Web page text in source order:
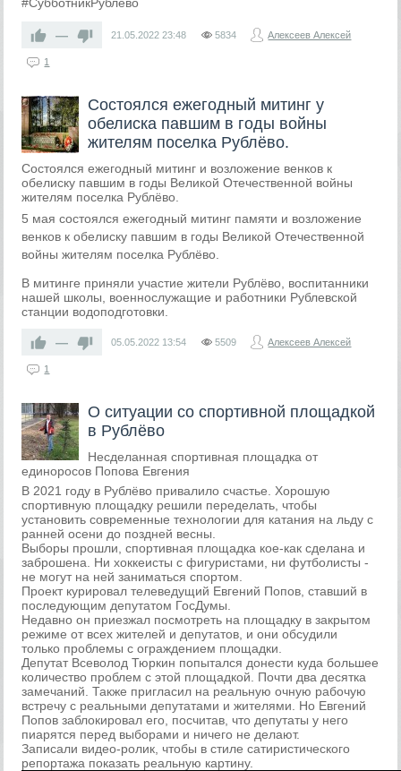
— 21.05.2022 23:48 5834 Алексеев Алексей
1
Состоялся ежегодный митинг у
обелиска павшим в годы войны
жителям поселка Рублёво.
Состоялся ежегодный митинг и возложение венков к
обелиску павшим в годы Великой Отечественной войны
жителям поселка Рублёво.
5 мая состоялся ежегодный митинг памяти и возложение
венков к обелиску павшим в годы Великой Отечественной
войны жителям поселка Рублёво.
В митинге приняли участие жители Рублёво, воспитанники
нашей школы, военнослужащие и работники Рублевской
станции водоподготовки.
— 05.05.2022 13:54 5509 Алексеев Алексей
1
О ситуации со спортивной площадкой
в Рублёво
Несделанная спортивная площадка от
единоросов Попова Евгения
В 2021 году в Рублёво привалило счастье. Хорошую
спортивную площадку решили переделать, чтобы
установить современные технологии для катания на льду с
ранней осени до поздней весны.
Выборы прошли, спортивная площадка кое-как сделана и
заброшена. Ни хоккеисты с фигуристами, ни футболисты -
не могут на ней заниматься спортом.
Проект курировал телеведущий Евгений Попов, ставший в
последующим депутатом ГосДумы.
Недавно он приезжал посмотреть на площадку в закрытом
режиме от всех жителей и депутатов, и они обсудили
только проблемы с ограждением площадки.
Депутат Всеволод Тюркин попытался донести куда большее
количество проблем с этой площадкой. Почти два десятка
замечаний. Также пригласил на реальную очную рабочую
встречу с реальными депутатами и жителями. Но Евгений
Попов заблокировал его, посчитав, что депутаты у него
пиарятся перед выборами и ничего не делают.
Записали видео-ролик, чтобы в стиле сатиристического
репортажа показать реальную картину.